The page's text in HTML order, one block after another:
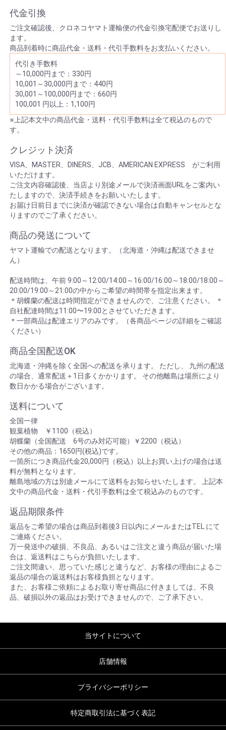
代金引換
ご注文確認後、クロネコヤマト運輸便の代金引換宅配便でお送りし
ます。
商品到着時に商品代金・送料・代引手数料をお支払いください。
代引き手数料
～10,000円まで：330円
10,001～30,000円まで：440円
30,001～100,000円まで：660円
100,001 円以上：1,100円
※上記本文中の商品代金・送料・代引手数料は全て税込のもので
す。
クレジット決済
VISA、MASTER、DINERS、JCB、AMERICAN EXPRESS がご利用
いただけます。
ご注文内容確認後、当店より別途メールで決済画面URLをご案内い
たしますので、決済手続きをお願いいたします。
お届け日前日までに決済が確認できない場合は自動キャンセルとな
りますのでご了承ください。
商品の発送について
ヤマト運輸での配送となります。（北海道・沖縄は配送できませ
ん）
配送時間は、午前 9:00～12:00/14:00～16:00/16:00～18:00/18:00～
20:00/19:00～21:00の中からご希望の時間帯を指定出来ます。
＊胡蝶蘭の配送は時間指定ができませんので、ご注意ください。 ＊
自社配達時間は11:00〜19:00とさせていただきます。
＊一部商品は配達エリアのみです。（各商品ページの詳細をご確認
ください）
商品全国配送OK
北海道・沖縄を除く全国への配送を承ります。 ただし、 九州の配送
の場合、通常配送＋1日多くかかります。 その他離島は場所により
数日かかる場合がございます。
送料について
全国一律
観葉植物 ￥1100（税込）
胡蝶蘭（全国配送 6号のみ対応可能）￥2200（税込）
その他の商品：1650円(税込)です。
一箇所につき商品代金20,000円（税込）以上お買い上げの場合は送
料が無料となります。
離島地域の方は別途メールにて送料をお知らせいたします。 上記本
文中の商品代金・送料・代引手数料は全て税込みのものです。
返品期限条件
返品をご希望の場合は商品到着後3 日以内にメールまたはTEL にて
ご連絡ください。
万一発送中の破損、不良品、あるいはご注文と違う商品が届いた場
合は、返送料はこちらが負担いたします。
ご注文間違い、思っていた感じと違うなど、お客様の理由によるご
返品の場合の返送料はお客様負担となります。
また、お客様ご依頼によるお取り寄せ商品に付きましては、不良
品、破損以外の返品はお受けできませんので、ご了承下さい。
当サイトについて
店舗情報
プライバシーポリシー
特定商取引法に基づく表記